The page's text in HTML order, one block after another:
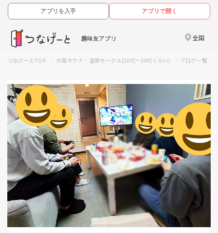
アプリを入手 アプリで開く
趣味友アプリ 全国
つなげーとTOP 大阪サウナ・温泉サークル(20代～30代くらい) ブログ一覧